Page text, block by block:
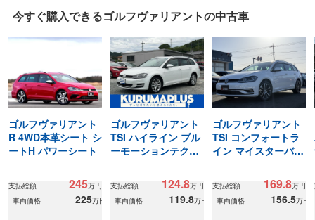
今すぐ購入できるゴルフヴァリアントの中古車
ゴルフヴァリアント
R 4WD本革シート シ
ートH パワーシート
支払総額 245万円
車両価格
225万円
ゴルフヴァリアント
TSI ハイライン ブル
ーモーションテクノ
支払総額 124.8万円
車両価格
119.8万円
ゴルフヴァリアント
TSI コンフォートラ
イン マイスターバッ
支払総額 169.8万円
車両価格
156.5万円